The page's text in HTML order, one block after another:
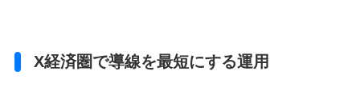
X経済圏で導線を最短にする運用